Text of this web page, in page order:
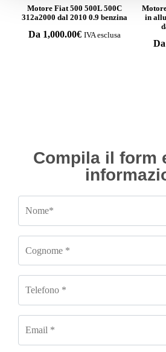
Motore Fiat 500 500L 500C
312a2000 dal 2010 0.9 benzina
Da 1,000.00€ IVA esclusa
in
Da
Compila il form